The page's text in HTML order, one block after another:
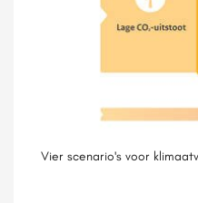
Vier scenario's voor